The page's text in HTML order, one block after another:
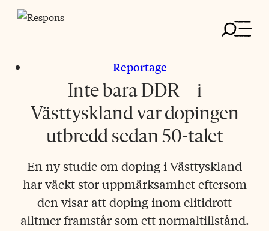
Skip
Reportage
Inte bara DDR – i
Västtyskland var dopingen
utbredd sedan 50-talet
En ny studie om doping i Västtyskland
har väckt stor uppmärksamhet eftersom
den visar att doping inom elitidrott
alltmer framstår som ett normaltillstånd.